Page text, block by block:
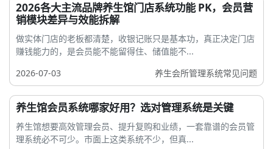
2026各大主流品牌养生馆门店系统功能 PK，会员营
销模块差异与效能拆解
做实体门店的老板都清楚，收银记账只是基本功，真正决定门店
赚钱能力的，是会员能不能留得住、储值能不...
2026-07-03
养生会所管理系统常见问题
养生馆会员系统哪家好用？选对管理系统是关键
养生馆想要高效管理会员、提升复购和业绩，一套靠谱的会员管
理系统必不可少。市面上这类系统不少，但真...